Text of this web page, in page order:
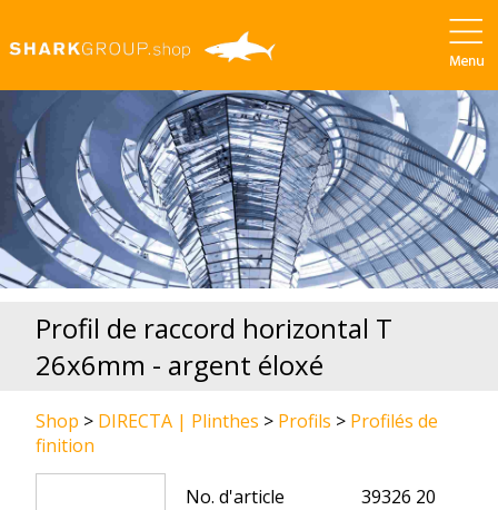
Profil de raccord horizontal T
26x6mm - argent éloxé
Shop > DIRECTA | Plinthes > Profils > Profilés de
finition
No. d'article
39326 20